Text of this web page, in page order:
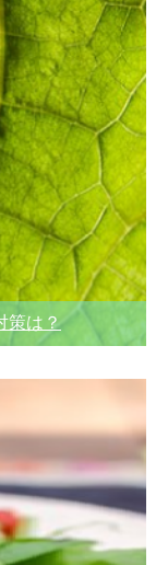
策は？